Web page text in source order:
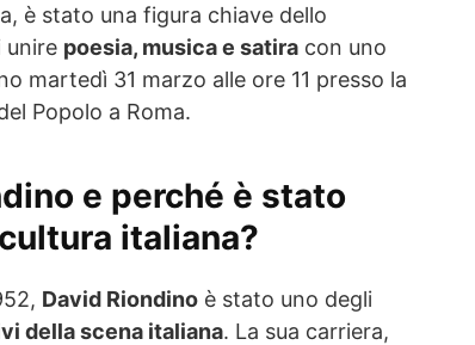
è stato una figura chiave dello
unire poesia, musica e satira con uno
martedì 31 marzo alle ore 11 presso la
Popolo a Roma.
e perché è stato
italiana?
David Riondino è stato uno degli
della scena italiana. La sua carriera,